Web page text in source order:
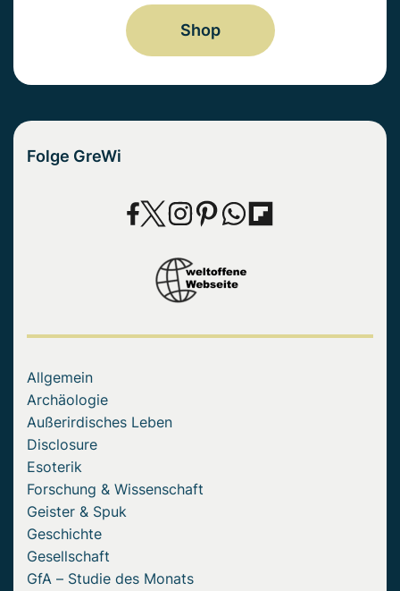
Shop
Folge GreWi
Allgemein
Archäologie
Außerirdisches Leben
Disclosure
Esoterik
Forschung & Wissenschaft
Geister & Spuk
Geschichte
Gesellschaft
GfA – Studie des Monats